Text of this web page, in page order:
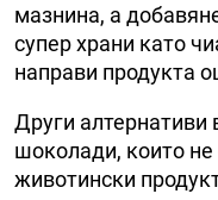
мазнина, а
супер храни като
направи продукта
Други алтернативи
шоколади, които
животински